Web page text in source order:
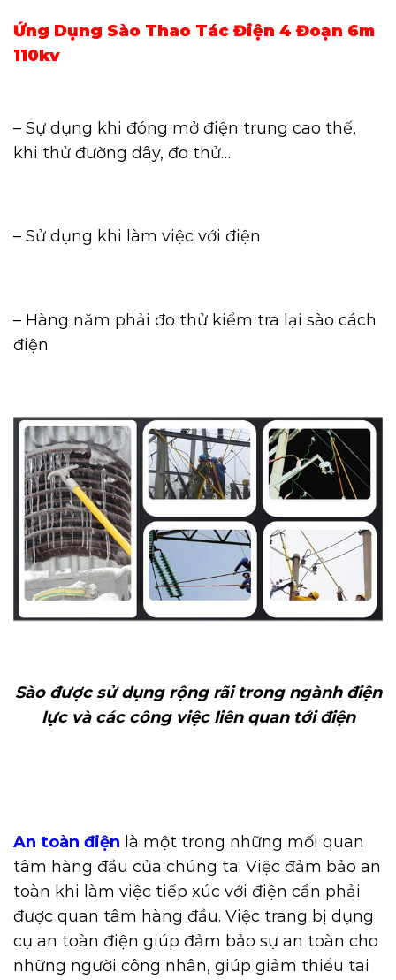
Ứng Dụng Sào Thao Tác Điện 4 Đoạn 6m
110kv
– Sự dụng khi đóng mở điện trung cao thế,
khi thử đường dây, đo thử…
– Sử dụng khi làm việc với điện
– Hàng năm phải đo thử kiểm tra lại sào cách
điện
Sào được sử dụng rộng rãi trong ngành điện
lực và các công việc liên quan tới điện
An toàn điện là một trong những mối quan
tâm hàng đầu của chúng ta. Việc đảm bảo an
toàn khi làm việc tiếp xúc với điện cần phải
được quan tâm hàng đầu. Việc trang bị dụng
cụ an toàn điện giúp đảm bảo sự an toàn cho
những người công nhân, giúp giảm thiểu tai